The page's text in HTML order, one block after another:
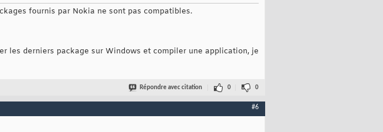
fournis par Nokia ne sont pas compatibles.
les derniers package sur Windows et compiler une application, je
Répondre avec citation 0 0
#6